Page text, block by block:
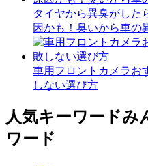
タイヤから異臭がした
因かも！臭いから車の
車用フロントカメラお
しない選び方
人気キーワードみ
ワード